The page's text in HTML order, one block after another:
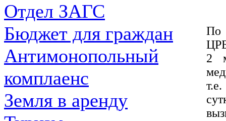
Отдел ЗАГС
Бюджет для граждан
Антимонопольный
комплаенс
Земля в аренду
По
2